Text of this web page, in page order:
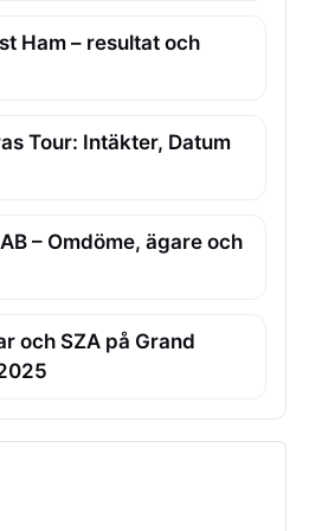
Ham – resultat och
Tour: Intäkter, Datum
– Omdöme, ägare och
och SZA på Grand